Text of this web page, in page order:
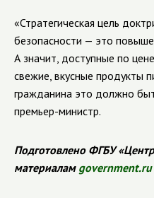
«Стратегическая цель
безопасности — это
А значит, доступные по
свежие, вкусные продукты
гражданина это должно
премьер-министр.
Подготовлено ФГБУ
материалам government.ru